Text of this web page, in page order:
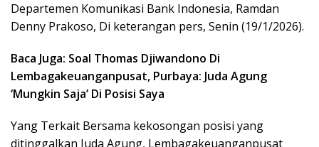
Departemen Komunikasi Bank Indonesia, Ramdan
Denny Prakoso, Di keterangan pers, Senin (19/1/2026).
Baca Juga: Soal Thomas Djiwandono Di
Lembagakeuanganpusat, Purbaya: Juda Agung
‘Mungkin Saja’ Di Posisi Saya
Yang Terkait Bersama kekosongan posisi yang
ditinggalkan Juda Agung, Lembagakeuanganpusat